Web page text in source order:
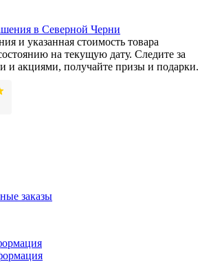
и указанная стоимость товара
на текущую дату. Следите за
и акциями, получайте призы и подарки.
заказы